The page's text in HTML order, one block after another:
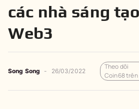
các nhà sáng
Web3
Song Song - 26/03/2022
Theo dõi
Coin68 trên